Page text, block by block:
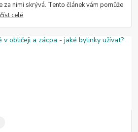
za nimi skrývá. Tento článek vám pomůže
číst celé